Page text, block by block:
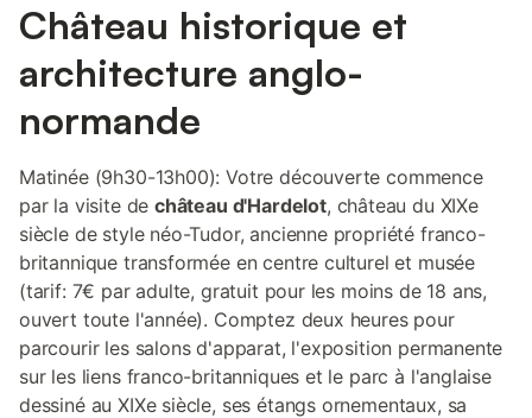
Château historique et
architecture anglo-
normande
Matinée (9h30-13h00): Votre découverte commence
par la visite dechâteau d'Hardelot, château du XIXe
siècle de style néo-Tudor, ancienne propriété franco-
britannique transformée en centre culturel et musée
(tarif: 7€ par adulte, gratuit pour les moins de 18 ans,
ouvert toute l'année). Comptez deux heures pour
parcourir les salons d'apparat, l'exposition permanente
sur les liens franco-britanniques et le parc à l'anglaise
dessiné au XIXe siècle, ses étangs ornementaux, sa